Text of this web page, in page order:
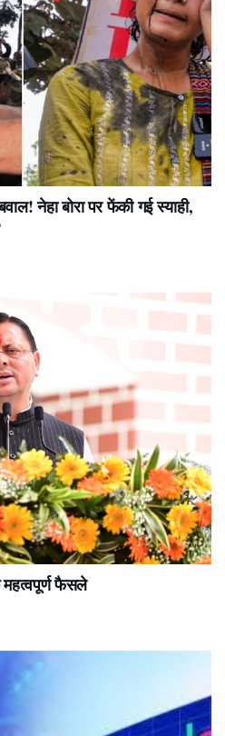
नेहा बोरा पर फेंकी गई स्याही,
महत्वपूर्ण फैसले